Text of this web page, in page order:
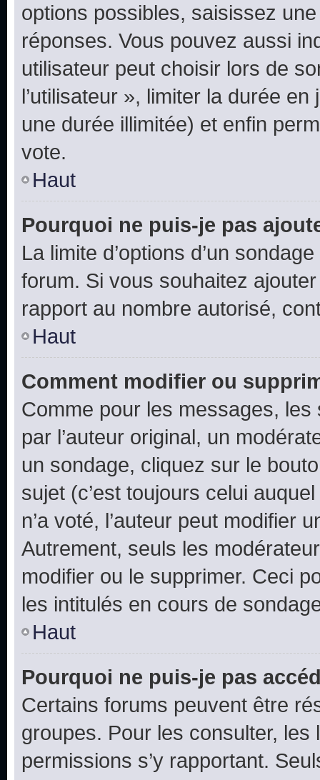
options possibles, saisissez
réponses. Vous pouvez aussi
utilisateur peut choisir lors de
l’utilisateur », limiter la durée
une durée illimitée) et enfin
vote.
Haut
Pourquoi ne puis-je pas
La limite d’options d’un
forum. Si vous souhaitez
rapport au nombre autorisé,
Haut
Comment modifier ou
Comme pour les messages,
par l’auteur original, un
un sondage, cliquez sur le
sujet (c’est toujours celui
n’a voté, l’auteur peut modifier
Autrement, seuls les
modifier ou le supprimer. Ceci
les intitulés en cours de
Haut
Pourquoi ne puis-je pas
Certains forums peuvent être
groupes. Pour les consulter,
permissions s’y rapportant.